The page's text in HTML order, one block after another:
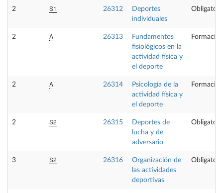
2 S1 26312
Deportes
individuales
2 A 26313
Fundamentos
fisiológicos en la
actividad física y
el deporte
2 A 26314
Psicología de la
actividad física y
el deporte
2 S2 26315
Deportes de
lucha y de
adversario
3 S2 26316
Organización de
las actividades
deportivas